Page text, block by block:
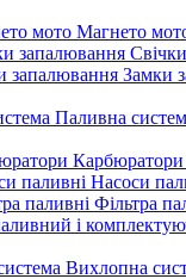
Магнето
Замки
Паливна
Карбюратори
Насоси
Фільтра
Вихлопна